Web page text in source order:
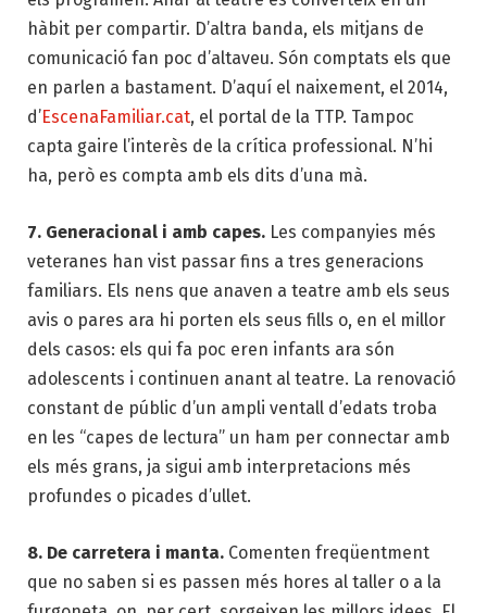
hàbit per compartir. D’altra banda, els mitjans de
comunicació fan poc d’altaveu. Són comptats els que
en parlen a bastament. D’aquí el naixement, el 2014,
d’EscenaFamiliar.cat, el portal de la TTP. Tampoc
capta gaire l’interès de la crítica professional. N’hi
ha, però es compta amb els dits d’una mà.
7. Generacional i amb capes. Les companyies més
veteranes han vist passar fins a tres generacions
familiars. Els nens que anaven a teatre amb els seus
avis o pares ara hi porten els seus fills o, en el millor
dels casos: els qui fa poc eren infants ara són
adolescents i continuen anant al teatre. La renovació
constant de públic d’un ampli ventall d’edats troba
en les “capes de lectura” un ham per connectar amb
els més grans, ja sigui amb interpretacions més
profundes o picades d’ullet.
8. De carretera i manta. Comenten freqüentment
que no saben si es passen més hores al taller o a la